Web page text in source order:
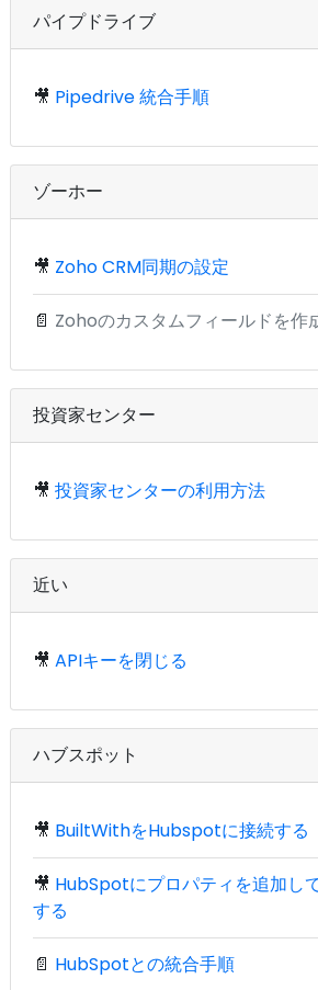
パイプドライブ
🎥 Pipedrive 統合手順
ゾーホー
🎥 Zoho CRM同期の設定
📄 Zohoのカスタムフィールドを作
投資家センター
🎥 投資家センターの利用方法
近い
🎥 APIキーを閉じる
ハブスポット
🎥 BuiltWithをHubspotに接続する
🎥 HubSpotにプロパティを追加し
する
📄 HubSpotとの統合手順